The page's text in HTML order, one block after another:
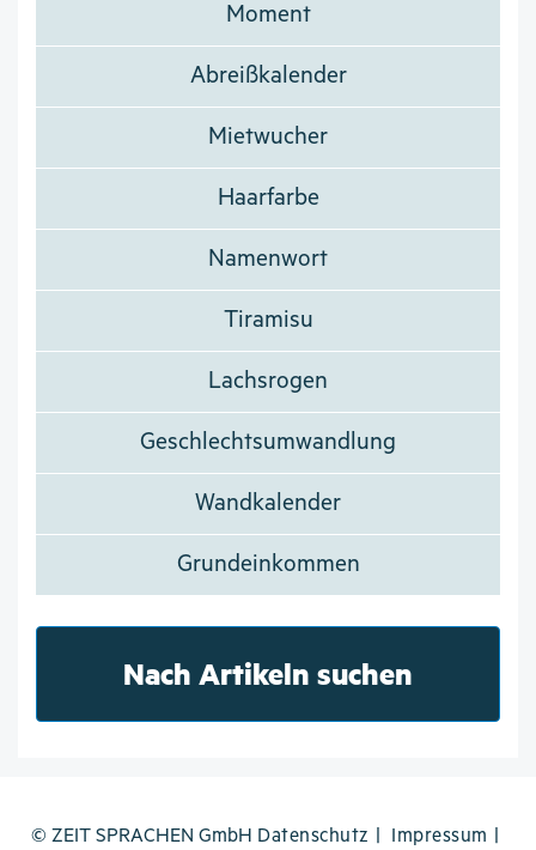
Moment
Abreißkalender
Mietwucher
Haarfarbe
Namenwort
Tiramisu
Lachsrogen
Geschlechtsumwandlung
Wandkalender
Grundeinkommen
Nach Artikeln suchen
© ZEIT SPRACHEN GmbH Datenschutz Impressum